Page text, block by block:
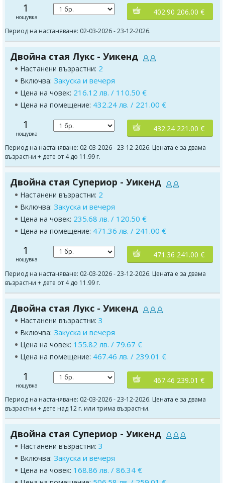
1
нощувка
402.90 206.00 €
Период на настаняване: 02-03-2026 - 23-12-2026.
Двойна стая Лукс - Уикенд
Настанени възрастни: 2
Включва: Закуска и вечеря
Цена на човек: 216.12 лв. / 110.50 €
Цена на помещение: 432.24 лв. / 221.00 €
1
нощувка
432.24 221.00 €
Период на настаняване: 02-03-2026 - 23-12-2026. Цената е за двама
възрастни + дете от 4 до 11.99 г.
Двойна стая Супериор - Уикенд
Настанени възрастни: 2
Включва: Закуска и вечеря
Цена на човек: 235.68 лв. / 120.50 €
Цена на помещение: 471.36 лв. / 241.00 €
1
нощувка
471.36 241.00 €
Период на настаняване: 02-03-2026 - 23-12-2026. Цената е за двама
възрастни + дете от 4 до 11.99 г.
Двойна стая Лукс - Уикенд
Настанени възрастни: 3
Включва: Закуска и вечеря
Цена на човек: 155.82 лв. / 79.67 €
Цена на помещение: 467.46 лв. / 239.01 €
1
нощувка
467.46 239.01 €
Период на настаняване: 02-03-2026 - 23-12-2026. Цената е за двама
възрастни + дете над 12 г. или трима възрастни.
Двойна стая Супериор - Уикенд
Настанени възрастни: 3
Включва: Закуска и вечеря
Цена на човек: 168.86 лв. / 86.34 €